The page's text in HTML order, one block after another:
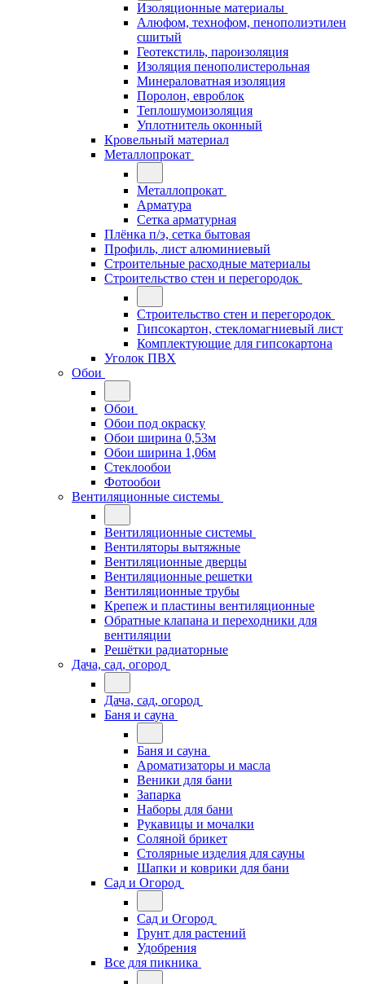
Изоляционные материалы
Алюфом, технофом, пенополиэтилен
сшитый
Геотекстиль, пароизоляция
Изоляция пенополистерольная
Минераловатная изоляция
Поролон, евроблок
Теплошумоизоляция
Уплотнитель оконный
Кровельный материал
Металлопрокат
Металлопрокат
Арматура
Сетка арматурная
Плёнка п/э, сетка бытовая
Профиль, лист алюминиевый
Строительные расходные материалы
Строительство стен и перегородок
Строительство стен и перегородок
Гипсокартон, стекломагниевый лист
Комплектующие для гипсокартона
Уголок ПВХ
Обои
Обои
Обои под окраску
Обои ширина 0,53м
Обои ширина 1,06м
Стеклообои
Фотообои
Вентиляционные системы
Вентиляционные системы
Вентиляторы вытяжные
Вентиляционные дверцы
Вентиляционные решетки
Вентиляционные трубы
Крепеж и пластины вентиляционные
Обратные клапана и переходники для
вентиляции
Решётки радиаторные
Дача, сад, огород
Дача, сад, огород
Баня и сауна
Баня и сауна
Ароматизаторы и масла
Веники для бани
Запарка
Наборы для бани
Рукавицы и мочалки
Соляной брикет
Столярные изделия для сауны
Шапки и коврики для бани
Сад и Огород
Сад и Огород
Грунт для растений
Удобрения
Все для пикника